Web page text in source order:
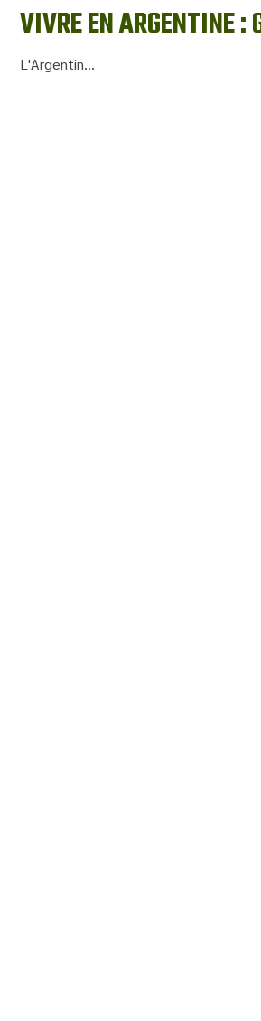
VIVRE EN ARGENTINE :
L'Argentin...